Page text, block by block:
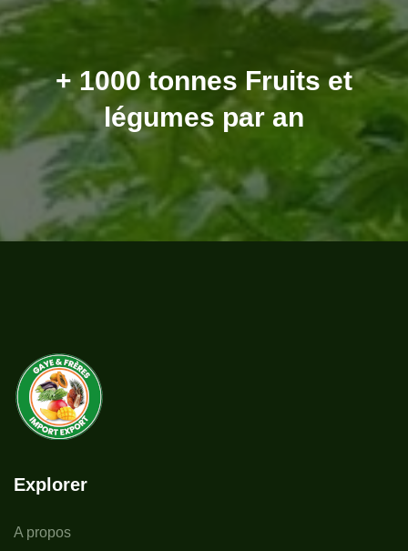
+ 1000 tonnesFruits et
légumes par an
Explorer
A propos